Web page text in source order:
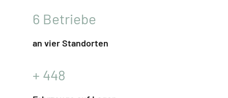
6 Betriebe
an vier Standorten
+ 448